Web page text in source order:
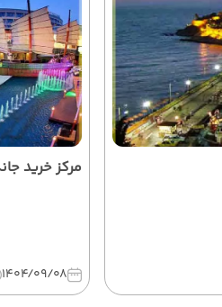
مرکز خرید
1404/09/08